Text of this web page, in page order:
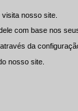
nosso site.
com base nos
da
nosso site.
nosso site.
com base nos
da
nosso site.